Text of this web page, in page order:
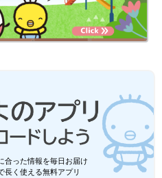
合った情報を毎日お届け
長く使える無料アプリ